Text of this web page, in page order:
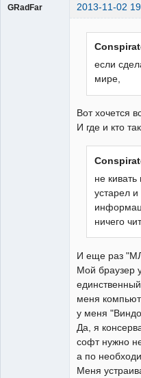
GRadFar 2013-11-02
если
мире,
Вот хочется
И где и кто
не
устарел
ничего
И еще раз
Мой браузер
меня
у меня
Да, я
софт нужно
а по
Меня